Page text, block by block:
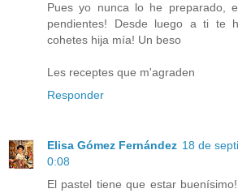
Pues yo nunca lo he preparado,
pendientes! Desde luego a ti te
cohetes hija mía! Un beso
Les receptes que m'agraden
Responder
Elisa Gómez Fernández 18 de
0:08
El pastel tiene que estar